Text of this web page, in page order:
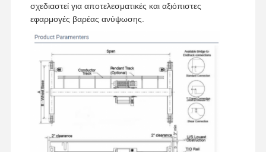
σχεδιαστεί για αποτελεσματικές και αξιόπιστες
εφαρμογές βαρέας ανύψωσης.